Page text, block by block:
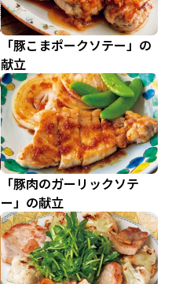
「豚こまポークソテー」の
献立
「豚肉のガーリックソテ
ー」の献立